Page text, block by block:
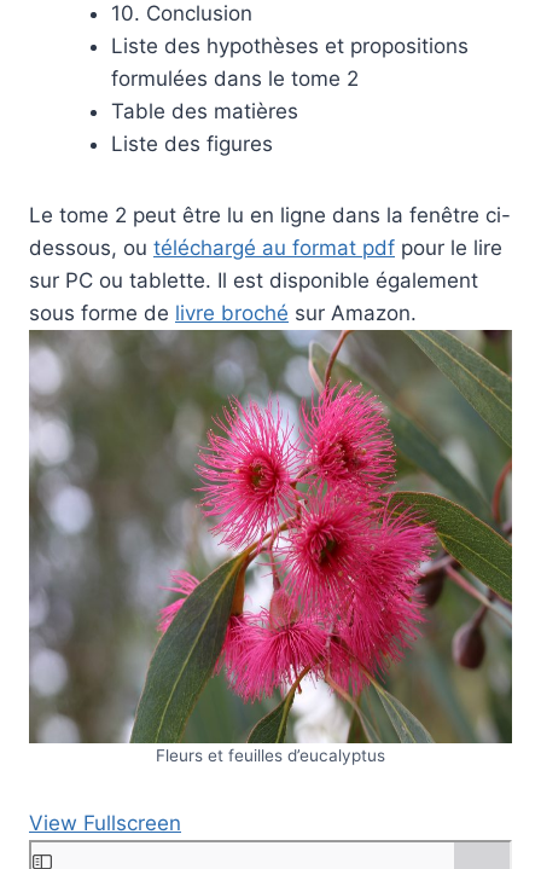
10. Conclusion
Liste des hypothèses et propositions
formulées dans le tome 2
Table des matières
Liste des figures
Le tome 2 peut être lu en ligne dans la fenêtre ci-
dessous, ou téléchargé au format pdf pour le lire
sur PC ou tablette. Il est disponible également
sous forme de livre broché sur Amazon.
Fleurs et feuilles d’eucalyptus
View Fullscreen
A